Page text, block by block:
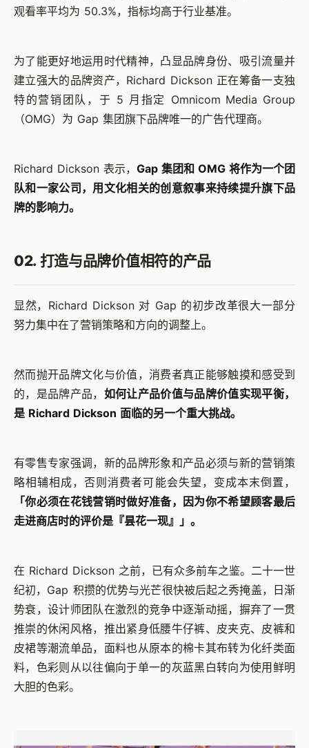
观看率平均为 50.3%，指标均高于行业基准。
为了能更好地运用时代精神，凸显品牌身份、吸引流量并
建立强大的品牌资产，Richard Dickson 正在筹备一支独
特的营销团队，于 5 月指定 Omnicom Media Group
（OMG）为 Gap 集团旗下品牌唯一的广告代理商。
Richard Dickson 表示， Gap 集团和 OMG 将作为一个团
队和一家公司，用文化相关的创意叙事来持续提升旗下品
牌的影响力。
02. 打造与品牌价值相符的产品
显然，Richard Dickson 对 Gap 的初步改革很大一部分
努力集中在了营销策略和方向的调整上。
然而抛开品牌文化与价值，消费者真正能够触摸和感受到
的，是品牌产品， 如何让产品价值与品牌价值实现平衡，
是 Richard Dickson 面临的另一个重大挑战。
有零售专家强调，新的品牌形象和产品必须与新的营销策
略相辅相成，否则消费者可能会失望，变成本末倒置，
「你必须在花钱营销时做好准备，因为你不希望顾客最后
走进商店时的评价是『昙花一现』」。
在 Richard Dickson 之前，已有众多前车之鉴。二十一世
纪初，Gap 积攒的优势与光芒很快被后起之秀掩盖，日渐
势衰，设计师团队在激烈的竞争中逐渐动摇，摒弃了一贯
推崇的休闲风格，推出紧身低腰牛仔裤、皮夹克、皮裤和
皮裙等潮流单品，面料也从原本的棉卡其布转为化纤类面
料，色彩则从以往偏向于单一的灰蓝黑白转向为使用鲜明
大胆的色彩。